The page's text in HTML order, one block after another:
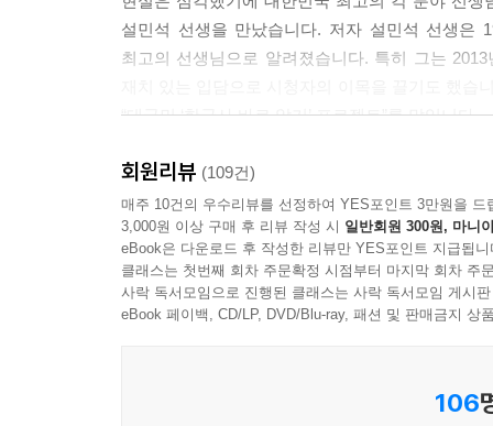
었던 모양입니다. 어떻게 보면 성희롱을 했다고
즉위하고 3년이 지난 634년, ‘황제의 향기’라는
이렇게 당나라 황제와 선덕여왕이 소통했던 방식
있습니다. 실제로 신라는 이후 세명의 여왕(선덕
‘삼천궁녀’라는 말은 조선 중기 시인인 민제인의
하는데, 이는 실제 숫자를 헤아린 게 아니라 ‘굉장
되자 삼천궁녀가 몸을 던져 투신했다는 낙화암
찾아가 보면 협소하여 3000명의 궁녀가 기거할
아닌 황음무도한 군주로 둔갑시킨 것이지요. 이
설민석 선생을 만났습니다. 저자 설민석 선생은
최고의 선생님으로 알려졌습니다. 특히 그는
“대국민 ‘한국사 바로 알기’ 프로젝트”를 말입니다.
“제게 유일한 소명이 있다면, 바로 ‘한국사의 대
친근하게 느끼기를, 쉽고 재미있게 배우기를 바
그날까지 제 미약한 힘을 보태겠습니다.”_머리말 中
단군왕검부터 안중근까지, 석굴암 본존불부터 독
과거부터 현재까지 한국사의 핫이슈들을 총망라!
어렵고 부담스럽게 생각하는 일반인들이게 저
회원리뷰 (109건)
매주 10건의 우수리뷰를 선정하여 YES포인트 3만원을 드
3,000원 이상 구매 후 리뷰 작성 시 일반회원 300원, 마니
eBook은 다운로드 후 작성한 리뷰만 YES포인트 지급됩니
클래스는 첫번째 회차 주문확정 시점부터 마지막 회차 주
사락 독서모임으로 진행된 클래스는 사락 독서모임 게시
eBook 페이백, CD/LP, DVD/Blu-ray, 패션 및 판매금지 상
106